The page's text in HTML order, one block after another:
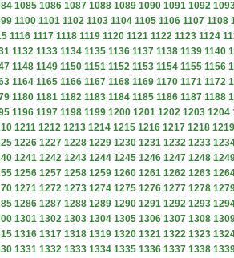
1085 1086 1087 1088 1089 1090 1091 1092
1100 1101 1102 1103 1104 1105 1106 1107 1108
1116 1117 1118 1119 1120 1121 1122 1123 1124
1132 1133 1134 1135 1136 1137 1138 1139 1140
1148 1149 1150 1151 1152 1153 1154 1155 1156
1164 1165 1166 1167 1168 1169 1170 1171 1172
1180 1181 1182 1183 1184 1185 1186 1187 1188
1196 1197 1198 1199 1200 1201 1202 1203 1204
1211 1212 1213 1214 1215 1216 1217 1218 1219
1226 1227 1228 1229 1230 1231 1232 1233
1241 1242 1243 1244 1245 1246 1247 1248
1256 1257 1258 1259 1260 1261 1262 1263
1271 1272 1273 1274 1275 1276 1277 1278
1286 1287 1288 1289 1290 1291 1292 1293
1301 1302 1303 1304 1305 1306 1307 1308
1316 1317 1318 1319 1320 1321 1322 1323
1331 1332 1333 1334 1335 1336 1337 1338